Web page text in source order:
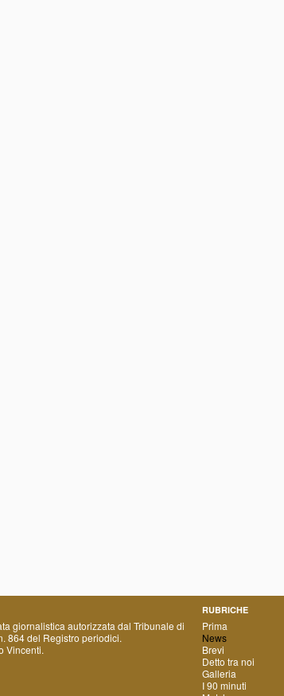
giornalistica autorizzata dal Tribunale di
864 del Registro periodici.
Vincenti.
RUBRICHE
Prima
News
Brevi
Detto tra noi
Galleria
I 90 minuti